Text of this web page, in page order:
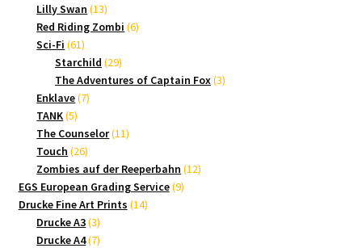
Lilly Swan 1313
Produkte
Red Riding Zombi 66
Sci-Fi 6161
Produkte
Starchild 2929
Produkte
The Adventures of Captain Fox 33
Enklave 77
TANK 55
Produkte
The Counselor 1111
Touch 2626
Produkte
Zombies auf der Reeperbahn 1212
EGS European Grading Service 99
Drucke Fine Art Prints 1414
Drucke A3 33
Produkte
Drucke A4 77